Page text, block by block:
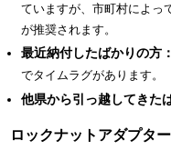
ていますが、市町村によっ
が推奨されます。
最近納付したばかりの方：
でタイムラグがあります。
他県から引っ越してきた
ロックナットアダプタ